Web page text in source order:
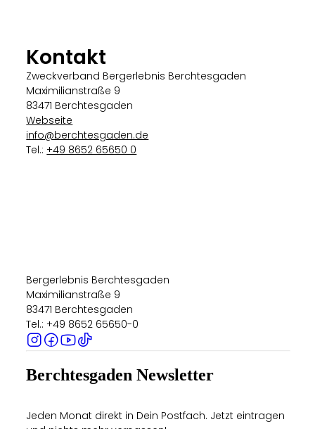
Kontakt
Zweckverband Bergerlebnis Berchtesgaden
Maximilianstraße 9
83471 Berchtesgaden
Webseite
info@berchtesgaden.de
Tel.:+49 8652 65650 0
Bergerlebnis Berchtesgaden
Maximilianstraße 9
83471 Berchtesgaden
Tel.: +49 8652 65650-0
Berchtesgaden Newsletter
Jeden Monat direkt in Dein Postfach. Jetzt eintragen